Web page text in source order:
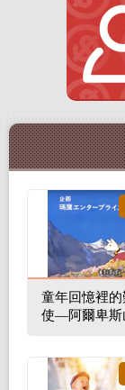
童年回憶裡
使—阿爾卑斯